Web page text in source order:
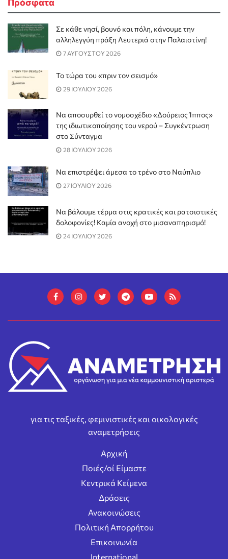
Σε κάθε νησί, βουνό και πόλη, κάνουμε την
αλληλεγγύη πράξη Λευτεριά στην Παλαιστίνη!
7 ΑΥΓΟΥΣΤΟΥ 2026
Το τώρα του «πριν τον σεισμό»
29 ΙΟΥΛΙΟΥ 2026
Να αποσυρθεί το νομοσχέδιο «Δούρειος Ίππος»
της ιδιωτικοποίησης του νερού – Συγκέντρωση
στο Σύνταγμα
28 ΙΟΥΛΙΟΥ 2026
Να επιστρέψει άμεσα το τρένο στο Ναύπλιο
27 ΙΟΥΛΙΟΥ 2026
Να βάλουμε τέρμα στις κρατικές και ρατσιστικές
δολοφονίες! Καμία ανοχή στο μισαναπηρισμό!
24 ΙΟΥΛΙΟΥ 2026
για τις ταξικές, φεμινιστικές και οικολογικές
αναμετρήσεις
Αρχική
Ποιές/οί Είμαστε
Κεντρικά Κείμενα
Δράσεις
Ανακοινώσεις
Πολιτική Απορρήτου
Επικοινωνία
International